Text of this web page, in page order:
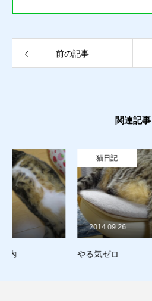
買取り
販売
お問合せ
猫日記
質預かり 買取り 販売
前の記事
関連記事
猫日記
やる気ゼロ
2014.09.26